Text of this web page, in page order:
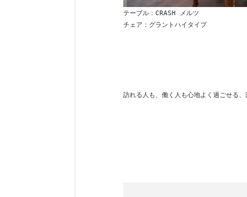
テーブル：CRASH メルツ
チェア：グラントハイタイプ
訪れる人も、働く人も心地よく過ごせる